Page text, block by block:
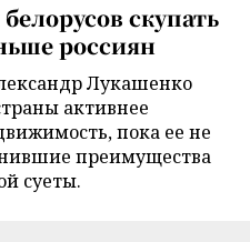
скупать
россиян
Лукашенко
активнее
пока ее не
преимущества
суеты.